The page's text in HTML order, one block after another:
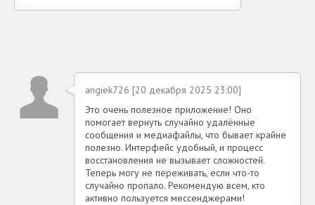
angiek726 [20 декабря 2025 23:00]
Это очень полезное приложение! Оно
помогает вернуть случайно удалённые
сообщения и медиафайлы, что бывает крайне
полезно. Интерфейс удобный, и процесс
восстановления не вызывает сложностей.
Теперь могу не переживать, если что-то
случайно пропало. Рекомендую всем, кто
активно пользуется мессенджерами!